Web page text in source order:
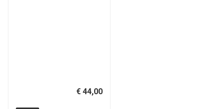
€ 44,00